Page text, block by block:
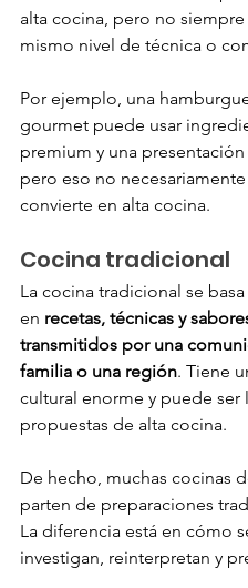
alta cocina, pero no siempre
mismo nivel de técnica o
Por ejemplo, una
gourmet puede usar
premium y una
pero eso no
convierte en alta cocina.
Cocina tradicional
La cocina tradicional se basa
en recetas, técnicas y
transmitidos por una
familia o una región. Tiene
cultural enorme y puede ser
propuestas de alta cocina.
De hecho, muchas cocinas
parten de preparaciones
La diferencia está en cómo
investigan, reinterpretan y